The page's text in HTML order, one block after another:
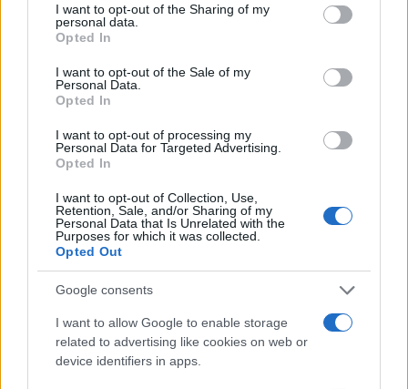
not limited to your visit or usage behaviour. You may click to
grant or deny consent to Google and its third-party tags to
use your data for below specified purposes in below Google
consent section.
I want to opt-out of the Sharing of my
personal data.
Opted In
I want to opt-out of the Sale of my
Personal Data.
Opted In
I want to opt-out of processing my
Personal Data for Targeted Advertising.
Opted In
I want to opt-out of Collection, Use,
Retention, Sale, and/or Sharing of my
Personal Data that Is Unrelated with the
Purposes for which it was collected.
Opted Out
Google consents
I want to allow Google to enable storage
related to advertising like cookies on web or
device identifiers in apps.